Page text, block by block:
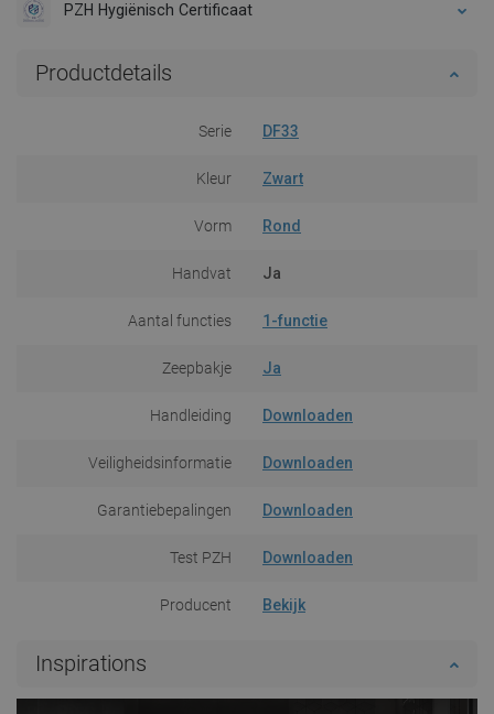
PZH Hygiënisch Certificaat
Productdetails
Serie DF33
Kleur Zwart
Vorm Rond
Handvat Ja
Aantal functies 1-functie
Zeepbakje Ja
Handleiding Downloaden
Veiligheidsinformatie Downloaden
Garantiebepalingen Downloaden
Test PZH Downloaden
Producent Bekijk
Inspirations